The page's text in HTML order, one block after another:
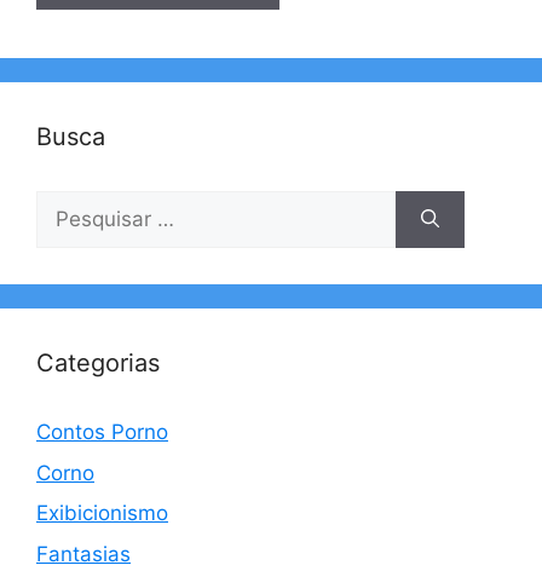
Busca
Pesquisar
Categorias
Contos Porno
Corno
Exibicionismo
Fantasias